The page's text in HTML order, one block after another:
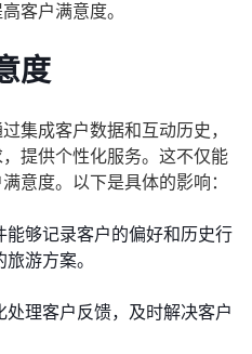
客户满意度。
度
集成客户数据和互动历史，
提供个性化服务。这不仅能
意度。以下是具体的影响：
能够记录客户的偏好和历史行
游方案。
处理客户反馈，及时解决客户